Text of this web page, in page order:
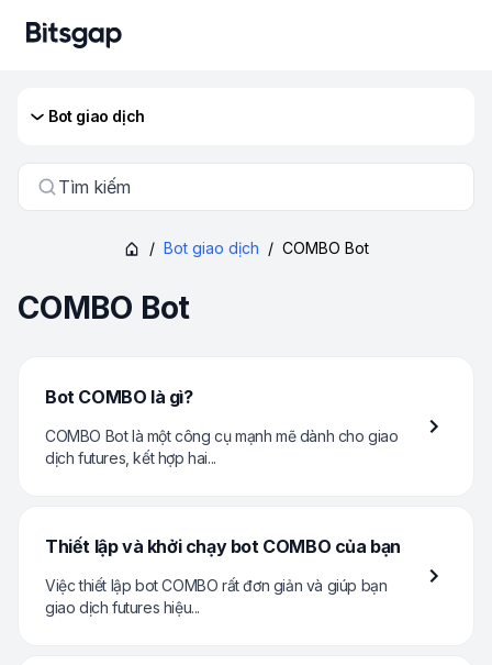
Bot giao dịch
Tìm kiếm
/ Bot giao dịch / COMBO Bot
COMBO Bot
Bot COMBO là gì?
COMBO Bot là một công cụ mạnh mẽ dành cho giao
dịch futures, kết hợp hai...
Thiết lập và khởi chạy bot COMBO của bạn
Việc thiết lập bot COMBO rất đơn giản và giúp bạn
giao dịch futures hiệu...